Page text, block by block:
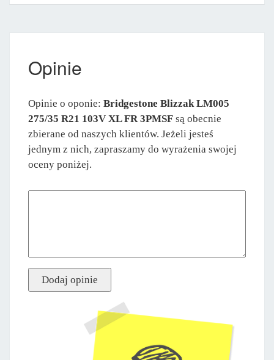
Opinie
Opinie o oponie: Bridgestone Blizzak LM005
275/35 R21 103V XL FR 3PMSF są obecnie
zbierane od naszych klientów. Jeżeli jesteś
jednym z nich, zapraszamy do wyrażenia swojej
oceny poniżej.